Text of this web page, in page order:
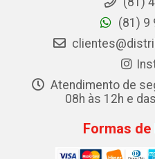
(81) 9
Atendimento de
08h às 12h e
Formas